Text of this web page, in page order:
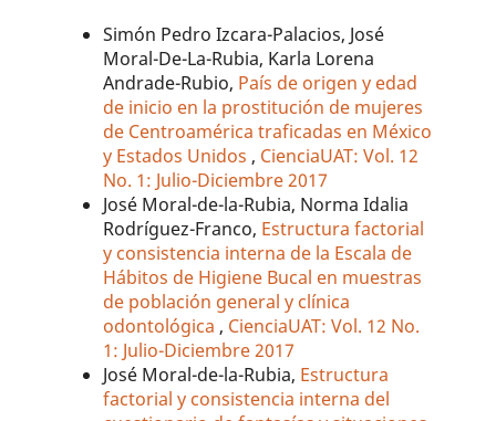
Simón Pedro Izcara-Palacios, José
Moral-De-La-Rubia, Karla Lorena
Andrade-Rubio, País de origen y edad
de inicio en la prostitución de mujeres
de Centroamérica traficadas en México
y Estados Unidos, CienciaUAT: Vol. 12
No. 1: Julio-Diciembre 2017
José Moral-de-la-Rubia, Norma Idalia
Rodríguez-Franco, Estructura factorial
y consistencia interna de la Escala de
Hábitos de Higiene Bucal en muestras
de población general y clínica
odontológica, CienciaUAT: Vol. 12 No.
1: Julio-Diciembre 2017
José Moral-de-la-Rubia, Estructura
factorial y consistencia interna del